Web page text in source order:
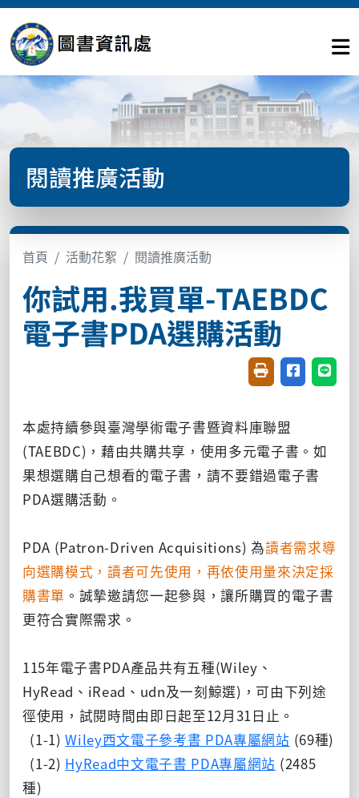
閱讀推廣活動
首頁 活動花絮 閱讀推廣活動
你試用.我買單-TAEBDC
電子書PDA選購活動
友善列印(開新視
分享至臉書
分享
本處持續參與臺灣學術電子書暨資料庫聯盟
(TAEBDC)，藉由共購共享，使用多元電子書。如
果想選購自己想看的電子書，請不要錯過電子書
PDA選購活動。
PDA (Patron-Driven Acquisitions) 為讀者需求導
向選購模式，讀者可先使用，再依使用量來決定採
購書單 。誠摯邀請您一起參與，讓所購買的電子書
更符合實際需求。
115年電子書PDA產品共有五種(Wiley、
HyRead、iRead、udn及一刻鯨選)，可由下列途
徑使用，試閱時間由即日起至12月31日止。
(1-1)Wiley西文電子參考書 PDA專屬網站 (69種)
(1-2) HyRead中文電子書 PDA專屬網站 (2485
種)